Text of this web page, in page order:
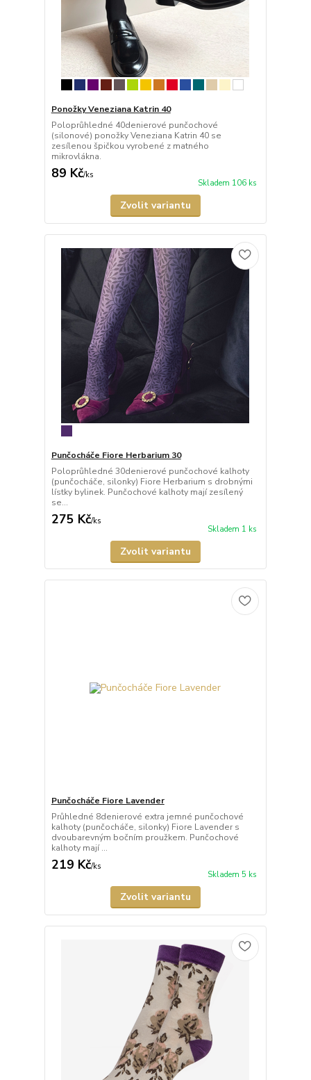
Ponožky Veneziana Katrin 40
Poloprůhledné 40denierové punčochové
(silonové) ponožky Veneziana Katrin 40 se
zesílenou špičkou vyrobené z matného
mikrovlákna.
89 Kč/ks
Skladem 106 ks
Zvolit variantu
Punčocháče Fiore Herbarium 30
Poloprůhledné 30denierové punčochové kalhoty
(punčocháče, silonky) Fiore Herbarium s drobnými
lístky bylinek. Punčochové kalhoty mají zesílený
se...
275 Kč/ks
Skladem 1 ks
Zvolit variantu
Punčocháče Fiore Lavender
Průhledné 8denierové extra jemné punčochové
kalhoty (punčocháče, silonky) Fiore Lavender s
dvoubarevným bočním proužkem. Punčochové
kalhoty mají ...
219 Kč/ks
Skladem 5 ks
Zvolit variantu